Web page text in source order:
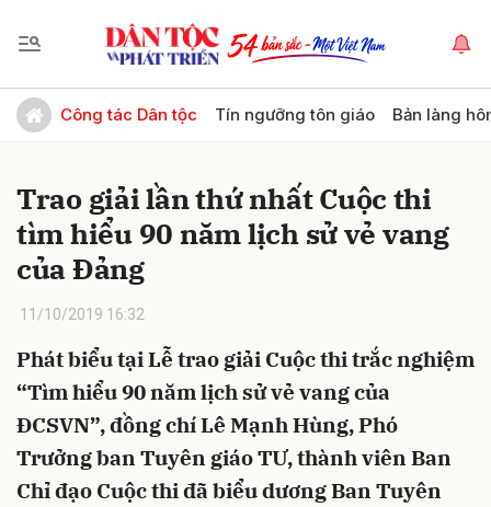
Công tác Dân tộc Tín ngưỡng tôn giáo Bản làng
Trao giải lần thứ nhất Cuộc thi
tìm hiểu 90 năm lịch sử vẻ vang
của Đảng
11/10/2019 16:32
Phát biểu tại Lễ trao giải Cuộc thi trắc nghiệm
“Tìm hiểu 90 năm lịch sử vẻ vang của
ĐCSVN”, đồng chí Lê Mạnh Hùng, Phó
Trưởng ban Tuyên giáo TƯ, thành viên Ban
Chỉ đạo Cuộc thi đã biểu dương Ban Tuyên
Gửi bình luận